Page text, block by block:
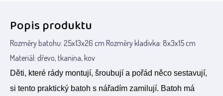
Popis produktu
Rozměry batohu: 25x13x26 cm Rozměry kladívka: 8x3x15 cm
Materiál: dřevo, tkanina, kov
Děti, které rády montují, šroubují a pořád něco sestavují,
si tento praktický batoh s nářadím zamilují. Batoh má